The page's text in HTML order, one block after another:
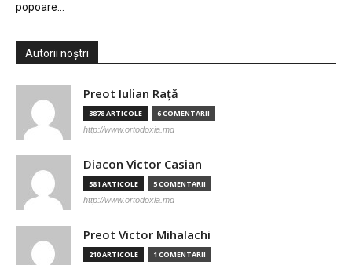
popoare…
Autorii noștri
Preot Iulian Raţă
3878 ARTICOLE 6 COMENTARII
http://www.ortodoxia.md
Diacon Victor Casian
581 ARTICOLE 5 COMENTARII
http://www.ortodoxia.md
Preot Victor Mihalachi
210 ARTICOLE 1 COMENTARII